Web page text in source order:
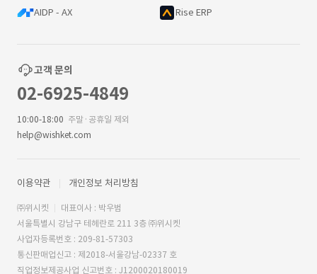
AIDP - AX Rise ERP
고객 문의
02-6925-4849
10:00-18:00 주말·공휴일 제외
help@wishket.com
이용약관 개인정보 처리방침
㈜위시켓
대표이사 : 박우범
서울특별시 강남구 테헤란로 211 3층 ㈜위시켓
사업자등록번호 : 209-81-57303
통신판매업신고 : 제2018-서울강남-02337 호
직업정보제공사업 신고번호 : J1200020180019